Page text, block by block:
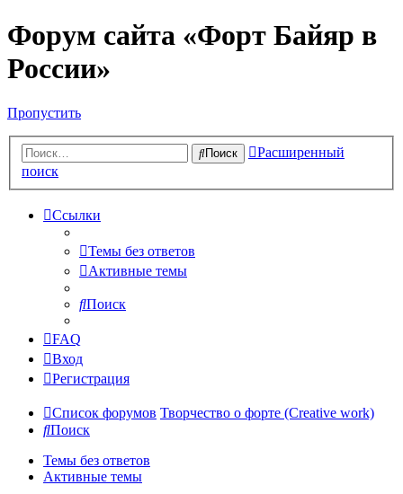
Форум сайта «Форт Байяр в
России»
Пропустить
Поиск
Расширенный
поиск
Ссылки
Темы без ответов
Активные темы
Поиск
FAQ
Вход
Регистрация
Список форумов Творчество о форте (Creative work)
Поиск
Темы без ответов
Активные темы